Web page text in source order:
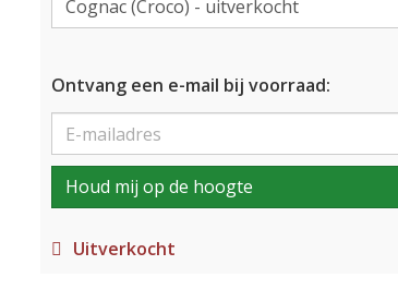
Ontvang een e-mail bij voorraad:
Houd mij op de hoogte
Uitverkocht